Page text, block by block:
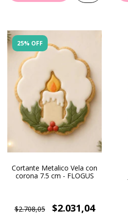
25% OFF
Cortante Metalico Vela con
corona 7.5 cm - FLOGUS
$2.708,05 $2.031,04